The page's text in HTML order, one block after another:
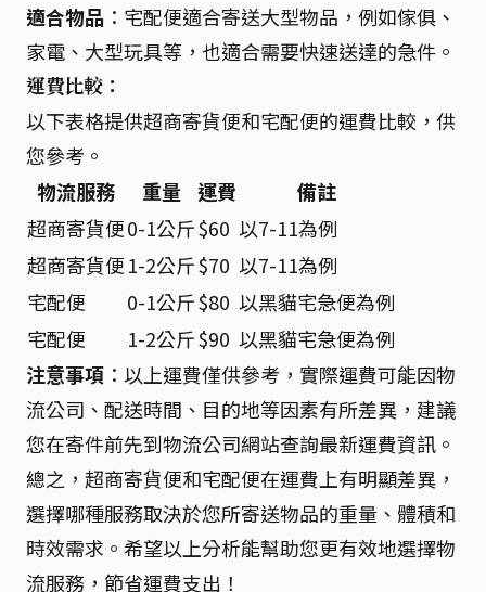
適合物品 ：宅配便適合寄送大型物品，例如傢俱、
家電、大型玩具等，也適合需要快速送達的急件。
運費比較：
以下表格提供超商寄貨便和宅配便的運費比較，供
您參考。
物流服務
重量 運費
備註
超商寄貨便0-1公斤$60 以7-11為例
超商寄貨便1-2公斤$70 以7-11為例
宅配便
0-1公斤$80 以黑貓宅急便為例
宅配便
1-2公斤$90 以黑貓宅急便為例
注意事項 ：以上運費僅供參考，實際運費可能因物
流公司、配送時間、目的地等因素有所差異，建議
您在寄件前先到物流公司網站查詢最新運費資訊。
總之，超商寄貨便和宅配便在運費上有明顯差異，
選擇哪種服務取決於您所寄送物品的重量、體積和
時效需求。希望以上分析能幫助您更有效地選擇物
流服務，節省運費支出！